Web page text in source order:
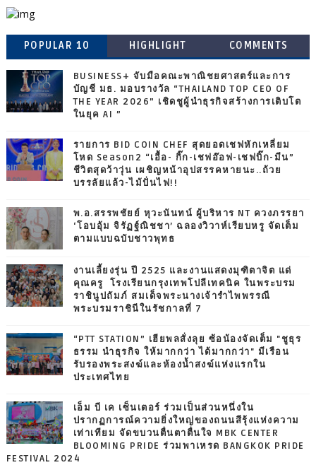
POPULAR 10 HIGHLIGHT COMMENTS
BUSINESS+ จับมือคณะพาณิชยศาสตร์และการ
บัญชี มธ. มอบรางวัล “THAILAND TOP CEO OF
THE YEAR 2026” เชิดชูผู้นำธุรกิจสร้างการเติบโต
ในยุค AI ”
รายการ BID COIN CHEF สุดยอดเชฟหักเหลี่ยม
โหด Season2 “เอื้อ- กิ๊ก-เชฟอ๊อฟ-เชฟบิ๊ก-มีน”
ชีวิตสุดว้าวุ่น เผชิญหน้าอุปสรรคหายนะ..ถ้วย
บรรลัยแล้ว-ไม้ปั่นไฟ!!
พ.อ.สรรพชัยย์ หุวะนันทน์ ผู้บริหาร NT ควงภรรยา
‘โอบอุ้ม จิรัฏฐ์ณิชชา’ ฉลองวิวาห์เรียบหรู จัดเต็ม
ตามแบบฉบับชาวพุทธ
งานเลี้ยงรุ่น ปี 2525 และงานแสดงมุฑิตาจิต แด่
คุณครู โรงเรียนกรุงเทพโปลีเทคนิค ในพระบรม
ราชินูปถัมภ์ สมเด็จพระนางเจ้ารำไพพรรณี
พระบรมราชินีในรัชกาลที่ 7
“PTT STATION” เฮียพลสั่งลุย ซ้อน้องจัดเต็ม "ชูธุร
ธรรม นำธุรกิจ ให้มากกว่า ได้มากกว่า" มีเรือน
รับรองพระสงฆ์และห้องน้ำสงฆ์แห่งแรกใน
ประเทศไทย
เอ็ม บี เค เซ็นเตอร์ ร่วมเป็นส่วนหนึ่งใน
ปรากฏการณ์ความยิ่งใหญ่ของถนนสีรุ้งแห่งความ
เท่าเทียม จัดขบวนตื่นตาตื่นใจ MBK CENTER
BLOOMING PRIDE ร่วมพาเหรด BANGKOK PRIDE
FESTIVAL 2024